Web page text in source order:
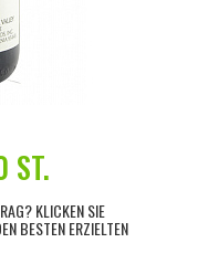
ST.
KLICKEN SIE
BESTEN ERZIELTEN